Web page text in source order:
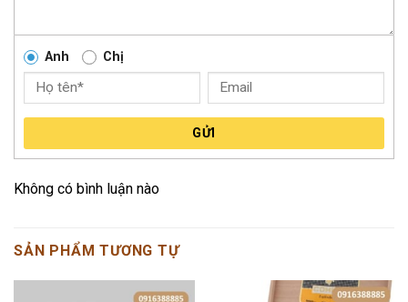
Anh Chị
GỬI
Không có bình luận nào
SẢN PHẨM TƯƠNG TỰ